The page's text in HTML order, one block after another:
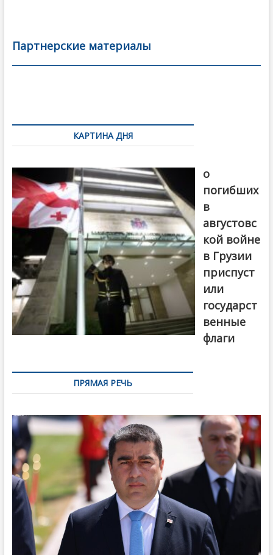
b
o
er l
а
в
Партнерские материалы
по
записямКАРТИНА ДНЯ
о
погибших
в
августовс
кой войне
в Грузии
приспуст
или
государст
венные
флаги
ПРЯМАЯ РЕЧЬ